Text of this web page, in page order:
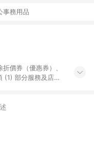
事務用品
電子書，請詳閱
帳，才享有 LINE